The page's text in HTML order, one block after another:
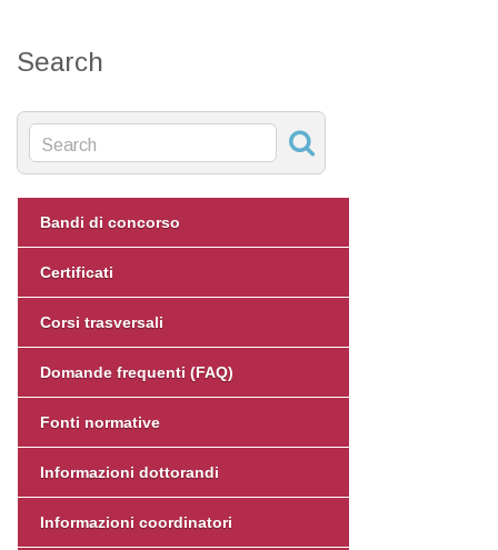
Search
Bandi di concorso
Certificati
Corsi trasversali
Domande frequenti (FAQ)
Fonti normative
Informazioni dottorandi
Informazioni coordinatori